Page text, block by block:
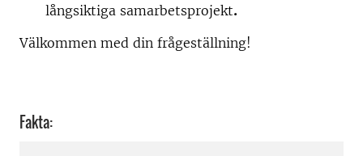
långsiktiga samarbetsprojekt.
Välkommen med din frågeställning!
Fakta: